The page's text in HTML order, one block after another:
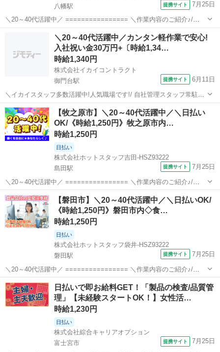
八幡駅
提携サイト 7月25日
＼20～40代活躍中／ ================ ＼作業内容のご紹介♪/
================ 雑貨などの日用品をメインに扱う オンラインシ
ョップの受注業務をお願いします。 対面での接客はありません...
八幡駅 電話対応
＼20～40代活躍中／カンタン軽作業で安心!
入社祝い金30万円+〔時給1,34…
時給1,340円
株式会社イカイコントラクト
御門台駅
提携サイト 6月11日
＼イカイスタッフ多数活躍中!人気職場です!/ 自社管理スタッフ常駐な
ので安心! 土日休みで予定も立てやすくプライベート充実♪ 家族や友人
との時間も合わせやすいのも人気のひとつです◎ お昼の13時〜の始業
なので、朝が苦手な...
静岡 御門台駅 その他
【牧之原市】＼20～40代活躍中／＼日払い
OK/《時給1,250円》牧之原市内…
時給1,250円
日払い
株式会社ホットスタッフ吉田-HSZ93222
島田駅
提携サイト 7月25日
＼20～40代活躍中／ ================ ＼作業内容のご紹介♪/
================ お茶の加工や販売をしている会社さんで、 事務
とカンタンな軽作業を 担当していただきます!! 立ち作業と...
静岡 牧之原市 島田駅
【磐田市】＼20～40代活躍中／＼日払いOK/
《時給1,250円》磐田市内◇食…
時給1,250円
日払い
株式会社ホットスタッフ袋井-HSZ93222
磐田駅
提携サイト 7月25日
＼20～40代活躍中／ ================ ＼作業内容のご紹介♪/
================ チルド食品を製造している会社さんでの 事務作
業をお願いします◎ (1)FAXで届いた発注書を見て、 ...
静岡 磐田市 磐田駅 一般事務
日払いで即お給料GET！「製品の検査/品質管
理」【未経験スタートOK！】女性活…
時給1,230円
日払い
株式会社綜合キャリアオプション
富士宮市
提携サイト 7月25日